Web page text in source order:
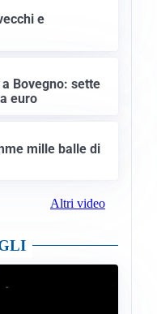
e
Bovegno: sette
euro
mille balle di
Altri video